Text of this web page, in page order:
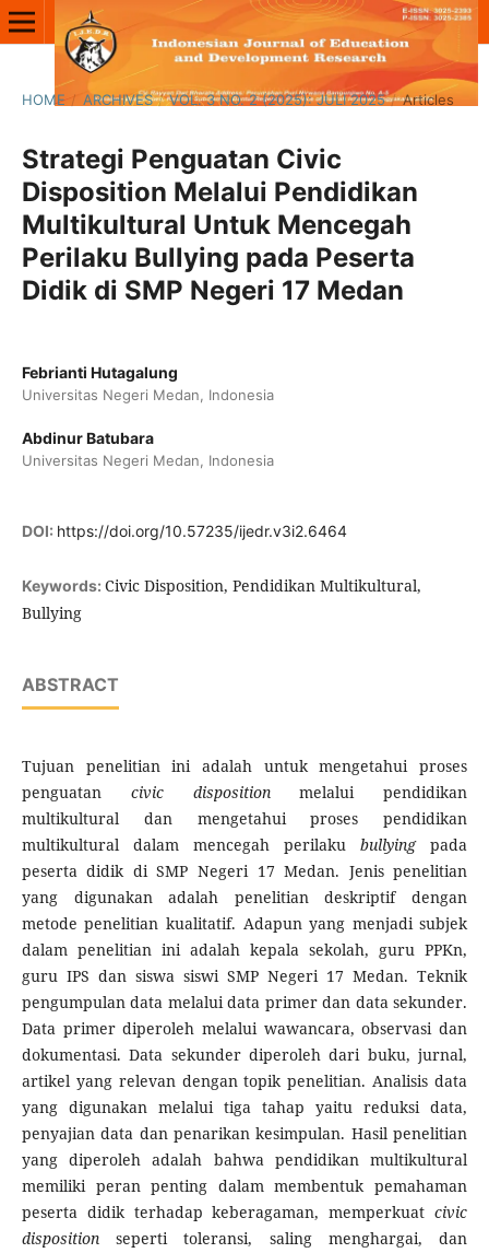
HOME / ARCHIVES / VOL. 3 NO. 2 (2025): JULI 2025 / Articles
Strategi Penguatan Civic
Disposition Melalui Pendidikan
Multikultural Untuk Mencegah
Perilaku Bullying pada Peserta
Didik di SMP Negeri 17 Medan
Febrianti Hutagalung
Universitas Negeri Medan, Indonesia
Abdinur Batubara
Universitas Negeri Medan, Indonesia
DOI: https://doi.org/10.57235/ijedr.v3i2.6464
Keywords: Civic Disposition, Pendidikan Multikultural,
Bullying
ABSTRACT
Tujuan penelitian ini adalah untuk mengetahui proses
penguatan civic dispositionmelalui pendidikan
multikultural dan mengetahui proses pendidikan
multikultural dalam mencegah perilakubullyingpada
peserta didik di SMP Negeri 17 Medan. Jenis penelitian
yang digunakan adalah penelitian deskriptif dengan
metode penelitian kualitatif. Adapun yang menjadi subjek
dalam penelitian ini adalah kepala sekolah, guru PPKn,
guru IPS dan siswa siswi SMP Negeri 17 Medan. Teknik
pengumpulan data melalui data primer dan data sekunder.
Data primer diperoleh melalui wawancara, observasi dan
dokumentasi. Data sekunder diperoleh dari buku, jurnal,
artikel yang relevan dengan topik penelitian. Analisis data
yang digunakan melalui tiga tahap yaitu reduksi data,
penyajian data dan penarikan kesimpulan. Hasil penelitian
yang diperoleh adalah bahwa pendidikan multikultural
memiliki peran penting dalam membentuk pemahaman
peserta didik terhadap keberagaman, memperkuatcivic
dispositionseperti toleransi, saling menghargai, dan